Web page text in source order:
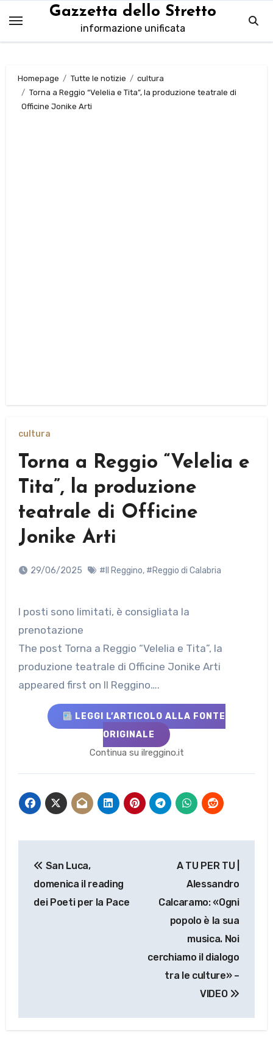
contenuto
Gazzetta dello Stretto
informazione unificata
Homepage Tutte le notizie
cultura
Torna a Reggio “Velelia e Tita”, la produzione teatrale di
Officine Jonike Arti
cultura
Torna a Reggio “Velelia e
Tita”, la produzione
teatrale di Officine
Jonike Arti
29/06/2025 #Il Reggino, #Reggio di Calabria
I posti sono limitati, è consigliata la
prenotazione
The post Torna a Reggio “Velelia e Tita”, la
produzione teatrale di Officine Jonike Arti
appeared first on Il Reggino….
LEGGI L’ARTICOLO ALLA FONTE
ORIGINALE
Continua su ilreggino.it
articoli
San Luca,
domenica il reading
dei Poeti per la Pace
A TU PER TU |
Alessandro
Calcaramo: «Ogni
popolo è la sua
musica. Noi
cerchiamo il dialogo
tra le culture» –
VIDEO